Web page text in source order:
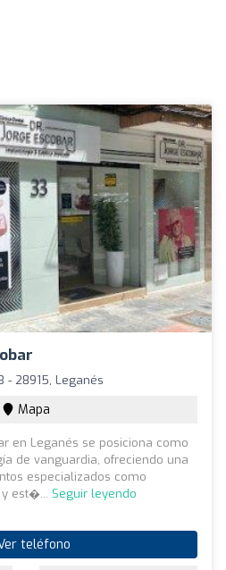
- 28915, Leganés
Mapa
en Leganés se posiciona como
de vanguardia, ofreciendo una
especializados como
est�... Seguir leyendo
teléfono